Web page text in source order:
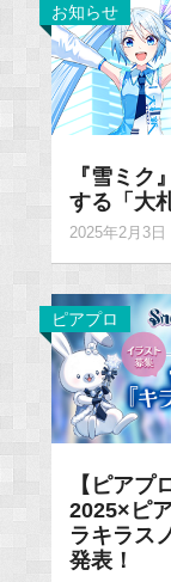
お知らせ
『雪ミク
する「大
2025年2月3日
ピアプロ
【ピアプ
2025×ピ
ラキラス
発表！